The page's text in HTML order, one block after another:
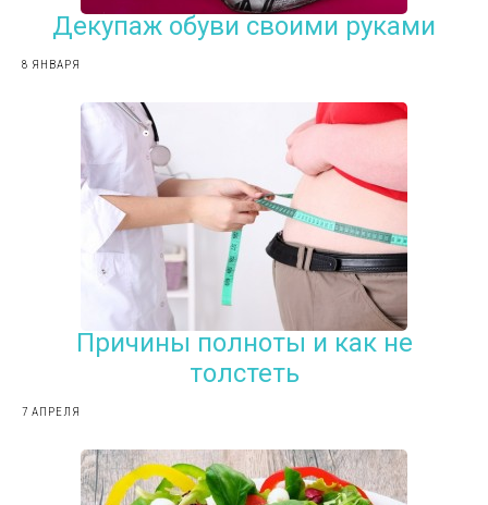
Декупаж обуви своими руками
8 ЯНВАРЯ
Причины полноты и как не
толстеть
7 АПРЕЛЯ